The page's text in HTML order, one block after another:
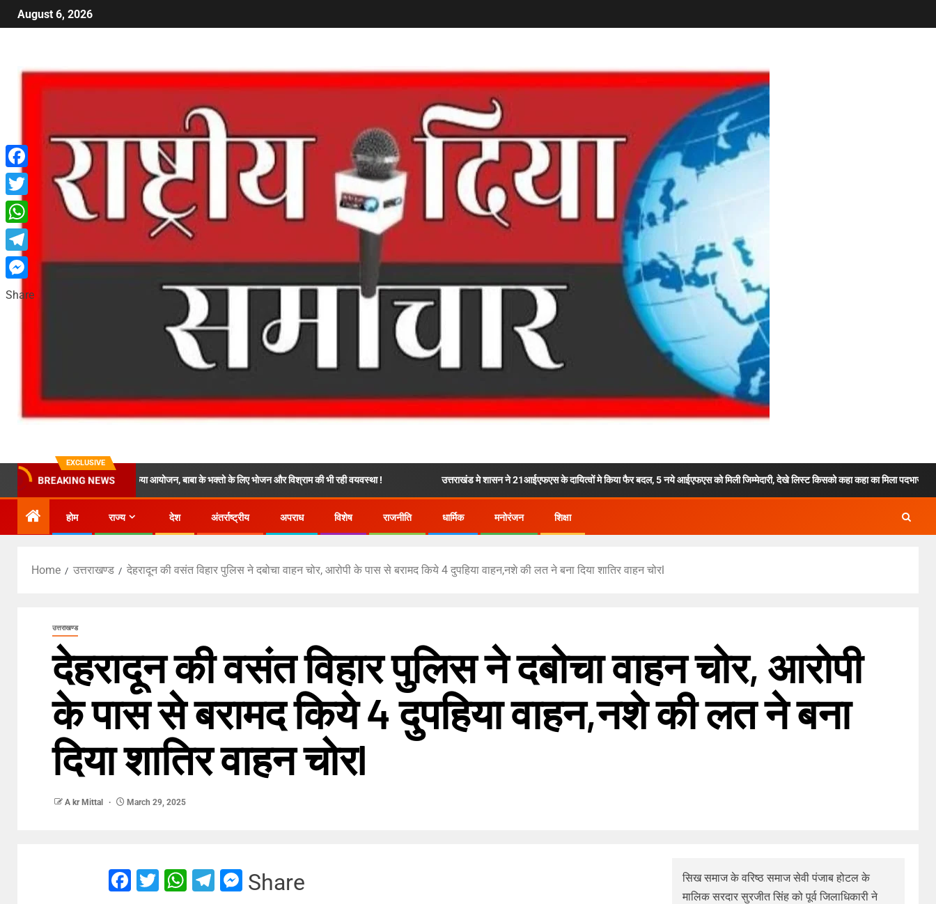
August 6, 2026
EXCLUSIVE
BREAKING NEWS
शिविर का किया आयोजन, बाबा के भक्तो के लिए भोजन और विश्राम की भी रही वयवस्था ! उत्तराखंड मे शासन ने 21आईएफएस के दायित्वों मे किया फैर बदल, 5 नये आईएफएस को मिली जिम्मेदारी, देखे लिस्ट किसको कहा कहा का मिला पदभार. !
होम राज्य देश अंतर्राष्ट्रीय अपराध विशेष राजनीति धार्मिक मनोरंजन शिक्षा
Home उत्तराखण्ड देहरादून की वसंत विहार पुलिस ने दबोचा वाहन चोर, आरोपी के पास से बरामद किये 4 दुपहिया वाहन,नशे की लत ने बना दिया शातिर वाहन चोरl
उत्तराखण्ड
देहरादून की वसंत विहार पुलिस ने दबोचा वाहन चोर, आरोपी
के पास से बरामद किये 4 दुपहिया वाहन,नशे की लत ने बना
दिया शातिर वाहन चोरl
A kr Mittal March 29, 2025
Facebook
Twitter
WhatsApp
Telegram
Messenger
Share
सिख समाज के वरिष्ठ समाज सेवी पंजाब होटल के
मालिक सरदार सुरजीत सिंह को पूर्व जिलाधिकारी ने
Facebook
Twitter
WhatsApp
Telegram
Messenger
Share